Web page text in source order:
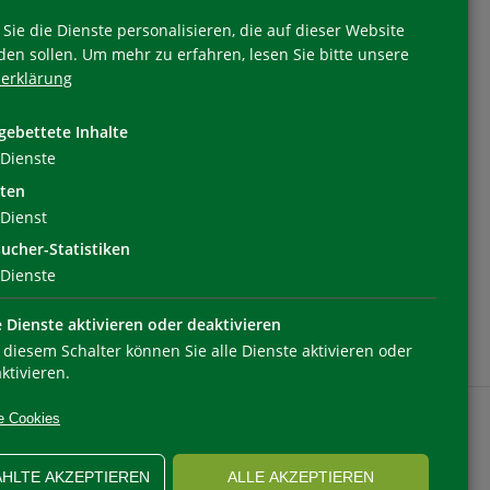
die Dienste personalisieren, die auf dieser Website
sollen. Um mehr zu erfahren, lesen Sie bitte unsere
Inhalte
Dienste
Dienst
Statistiken
Dienste
Dienste aktivieren oder deaktivieren
Schalter können Sie alle Dienste aktivieren oder
Cookies
AKZEPTIEREN ALLE AKZEPTIEREN